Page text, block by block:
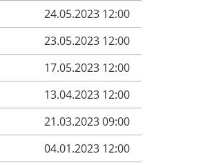
24.05.2023 12:00
23.05.2023 12:00
17.05.2023 12:00
13.04.2023 12:00
21.03.2023 09:00
04.01.2023 12:00